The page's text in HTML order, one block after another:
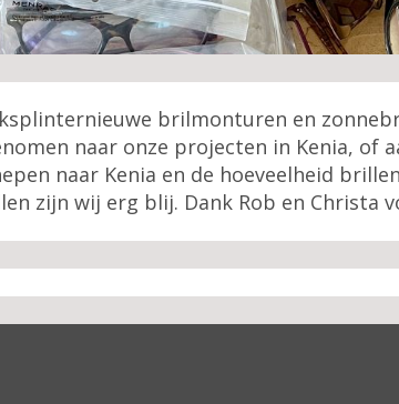
brilmonturen en
naar onze projecten in Kenia, of
naar Kenia en de hoeveelheid
zijn wij erg blij. Dank Rob en Christa